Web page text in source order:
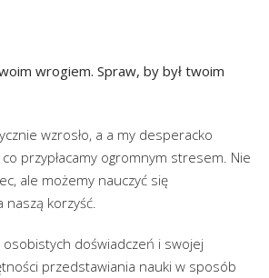
wrogiem. Spraw, by był twoim
wzrosło, a a my desperacko
przypłacamy ogromnym stresem. Nie
ale możemy nauczyć się
korzyść.
osobistych doświadczeń i swojej
przedstawiania nauki w sposób